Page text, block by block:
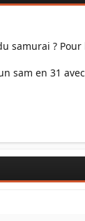
samurai ?
sam en 31